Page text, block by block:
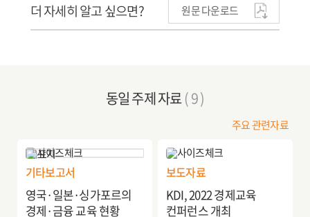
더 자세히 알고 싶으면? 원문 다운로드
동일 주제 자료( 9 )
주요 관련자료
기타보고서
영국·일본·싱가포르의
경제·금융 교육 현황
보도자료
KDI, 2022 경제교육
컨퍼런스 개최